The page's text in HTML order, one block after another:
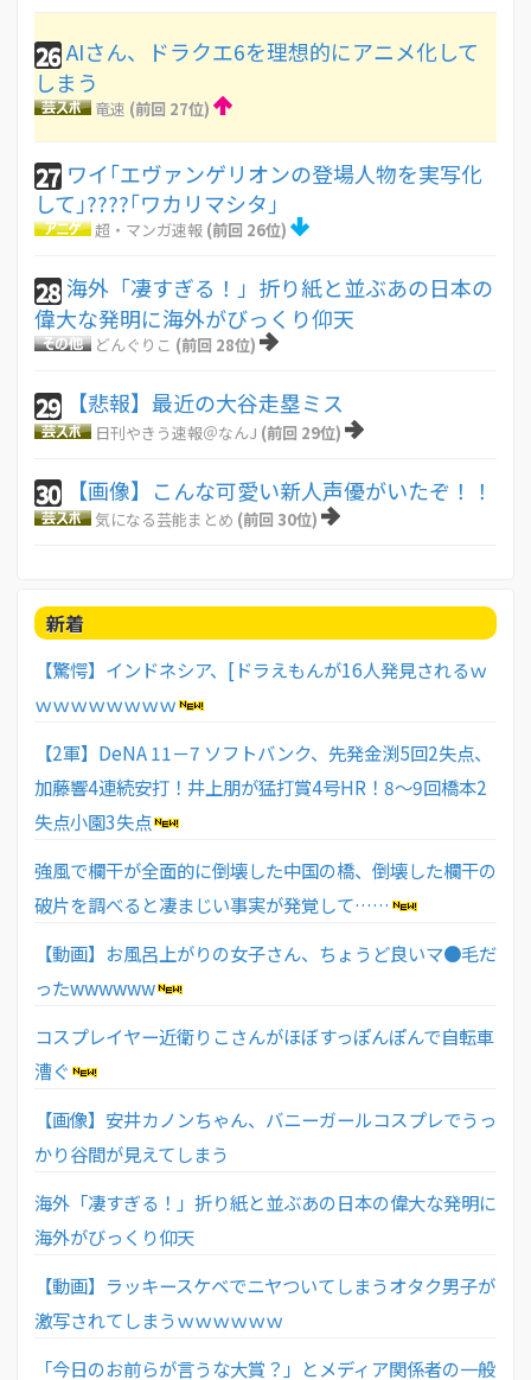
26AIさん、ドラクエ6を理想的にアニメ化して
しまう
竜速 (前回 27位)
27 ワイ｢エヴァンゲリオンの登場人物を実写化
して｣????｢ワカリマシタ｣
超・マンガ速報 (前回 26位)
28 海外「凄すぎる！」折り紙と並ぶあの日本の
偉大な発明に海外がびっくり仰天
どんぐりこ (前回 28位)
29 【悲報】最近の大谷走塁ミス
日刊やきう速報＠なんJ (前回 29位)
30 【画像】こんな可愛い新人声優がいたぞ！！
気になる芸能まとめ (前回 30位)
新着
【驚愕】インドネシア、[ドラえもんが16人発見されるｗ
ｗｗｗｗｗｗｗｗ
【2軍】DeNA 11－7 ソフトバンク、先発金渕5回2失点、
加藤響4連続安打！井上朋が猛打賞4号HR！8～9回橋本2
失点小園3失点
強風で欄干が全面的に倒壊した中国の橋、倒壊した欄干の
破片を調べると凄まじい事実が発覚して……
【動画】お風呂上がりの女子さん、ちょうど良いマ●毛だ
ったwwwwww
コスプレイヤー近衛りこさんがほぼすっぽんぽんで自転車
漕ぐ
【画像】安井カノンちゃん、バニーガールコスプレでうっ
かり谷間が見えてしまう
海外「凄すぎる！」折り紙と並ぶあの日本の偉大な発明に
海外がびっくり仰天
【動画】ラッキースケベでニヤついてしまうオタク男子が
激写されてしまうｗｗｗｗｗｗ
「今日のお前らが言うな大賞？」とメディア関係者の一般